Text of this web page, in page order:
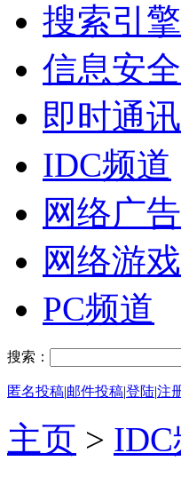
搜索引擎
信息安全
即时通讯
IDC频道
网络广告
网络游戏
PC频道
搜索：
匿名投稿|邮件投稿|登陆|注
主页 > IDC